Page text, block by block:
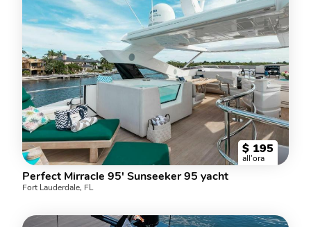
$ 195
all'ora
Perfect Mirracle 95' Sunseeker 95 yacht
Fort Lauderdale, FL